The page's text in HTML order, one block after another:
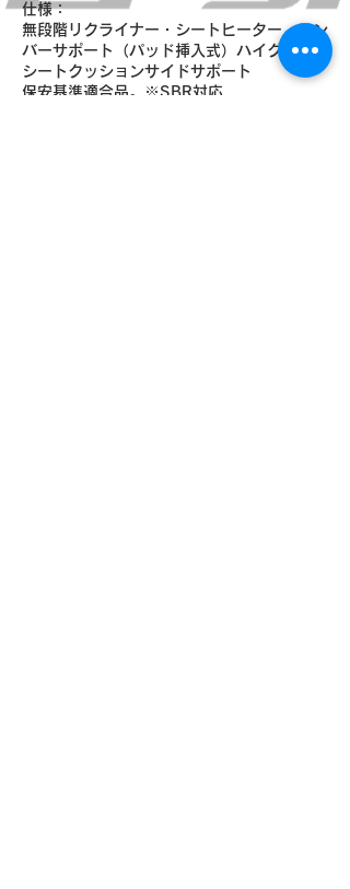
仕様：
無段階リクライナー・シートヒーター・ラン
バーサポート（パッド挿入式）ハイグリップ
シートクッションサイドサポート
保安基準適合品。※SBR対応